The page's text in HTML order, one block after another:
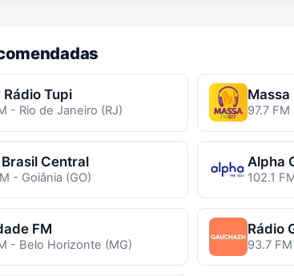
Tupi
- Rio de Janeiro (RJ)
Massa
97.7
Central
- Goiânia (GO)
Alpha
102.1
FM
- Belo Horizonte (MG)
Rádio
93.7